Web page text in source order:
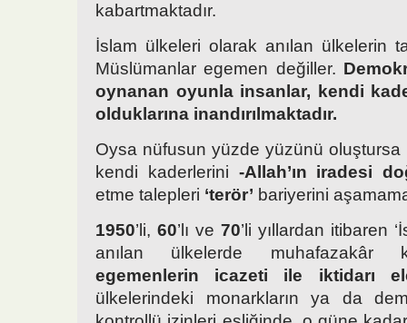
kabartmaktadır.
İslam ülkeleri olarak anılan ülkelerin
Müslümanlar egemen değiller.
oynanan oyunla insanlar, kendi
olduklarına inandırılmaktadır.
Oysa nüfusun yüzde yüzünü oluştursa
kendi kaderlerini -Allah’ın iradesi
etme talepleri ‘terör’ bariyerini
1950’li, 60’lı ve 70’li yıllardan itibaren
anılan ülkelerde muhafazakâr
egemenlerin icazeti ile iktidarı
ülkelerindeki monarkların ya da